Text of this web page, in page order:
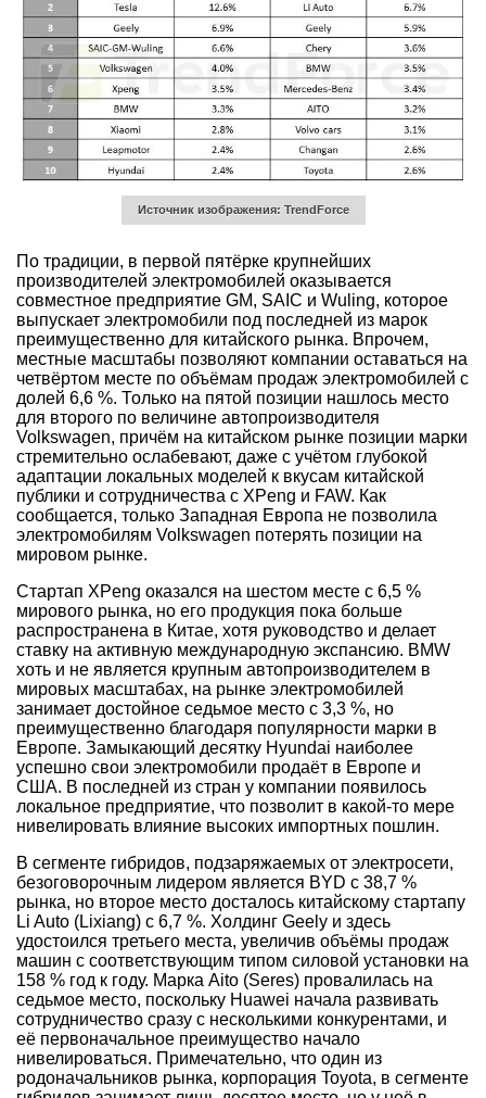
Источник изображения: TrendForce
По традиции, в первой пятёрке крупнейших
производителей электромобилей оказывается
совместное предприятие GM, SAIC и Wuling, которое
выпускает электромобили под последней из марок
преимущественно для китайского рынка. Впрочем,
местные масштабы позволяют компании оставаться на
четвёртом месте по объёмам продаж электромобилей с
долей 6,6 %. Только на пятой позиции нашлось место
для второго по величине автопроизводителя
Volkswagen, причём на китайском рынке позиции марки
стремительно ослабевают, даже с учётом глубокой
адаптации локальных моделей к вкусам китайской
публики и сотрудничества с XPeng и FAW. Как
сообщается, только Западная Европа не позволила
электромобилям Volkswagen потерять позиции на
мировом рынке.
Стартап XPeng оказался на шестом месте с 6,5 %
мирового рынка, но его продукция пока больше
распространена в Китае, хотя руководство и делает
ставку на активную международную экспансию. BMW
хоть и не является крупным автопроизводителем в
мировых масштабах, на рынке электромобилей
занимает достойное седьмое место с 3,3 %, но
преимущественно благодаря популярности марки в
Европе. Замыкающий десятку Hyundai наиболее
успешно свои электромобили продаёт в Европе и
США. В последней из стран у компании появилось
локальное предприятие, что позволит в какой-то мере
нивелировать влияние высоких импортных пошлин.
В сегменте гибридов, подзаряжаемых от электросети,
безоговорочным лидером является BYD с 38,7 %
рынка, но второе место досталось китайскому стартапу
Li Auto (Lixiang) с 6,7 %. Холдинг Geely и здесь
удостоился третьего места, увеличив объёмы продаж
машин с соответствующим типом силовой установки на
158 % год к году. Марка Aito (Seres) провалилась на
седьмое место, поскольку Huawei начала развивать
сотрудничество сразу с несколькими конкурентами, и
её первоначальное преимущество начало
нивелироваться. Примечательно, что один из
родоначальников рынка, корпорация Toyota, в сегменте